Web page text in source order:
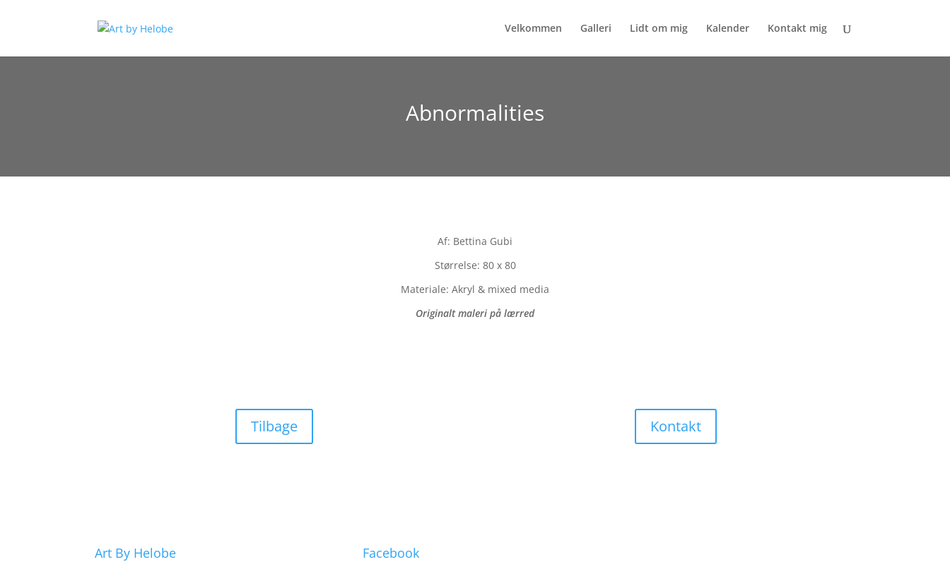
Velkommen Galleri Lidt om mig Kalender Kontakt mig
Abnormalities
Af: Bettina Gubi
Størrelse: 80 x 80
Materiale: Akryl & mixed media
Originalt maleri på lærred
Tilbage Kontakt
Art By Helobe Facebook